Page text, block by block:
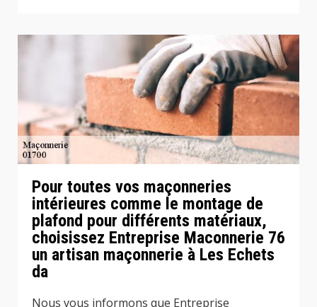
Pour toutes vos maçonneries
intérieures comme le montage de
plafond pour différents matériaux,
choisissez Entreprise Maconnerie 76
un artisan maçonnerie à Les Echets
da
Nous vous informons que Entreprise